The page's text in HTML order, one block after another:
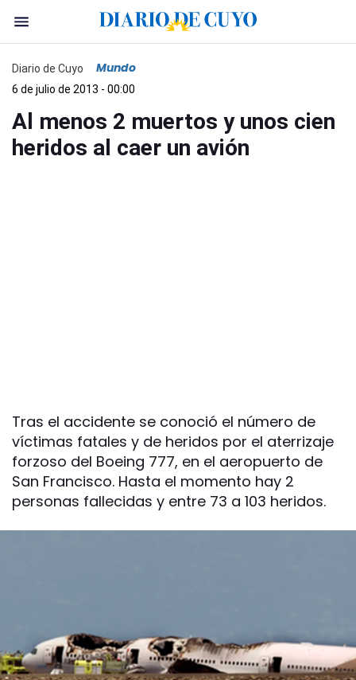
Diario de Cuyo Mundo
6 de julio de 2013 - 00:00
Al menos 2 muertos y unos cien
heridos al caer un avión
Tras el accidente se conoció el número de
víctimas fatales y de heridos por el aterrizaje
forzoso del Boeing 777, en el aeropuerto de
San Francisco. Hasta el momento hay 2
personas fallecidas y entre 73 a 103 heridos.